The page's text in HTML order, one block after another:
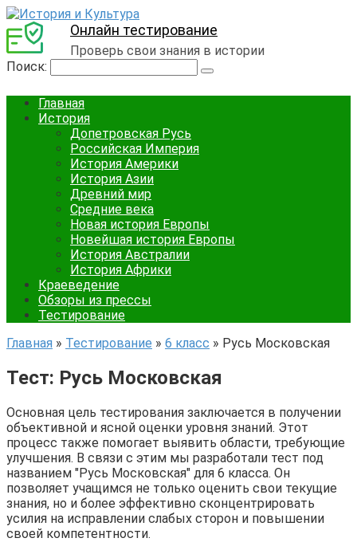
Онлайн тестирование
Проверь свои знания в истории
Поиск:
Главная
История
Допетровская Русь
Российская Империя
История Америки
История Азии
Древний мир
Средние века
Новая история Европы
Новейшая история Европы
История Австралии
История Африки
Краеведение
Обзоры из прессы
Тестирование
Главная » Тестирование » 6 класс » Русь Московская
Тест: Русь Московская
Основная цель тестирования заключается в получении
объективной и ясной оценки уровня знаний. Этот
процесс также помогает выявить области, требующие
улучшения. В связи с этим мы разработали тест под
названием "Русь Московская" для 6 класса. Он
позволяет учащимся не только оценить свои текущие
знания, но и более эффективно сконцентрировать
усилия на исправлении слабых сторон и повышении
своей компетентности.